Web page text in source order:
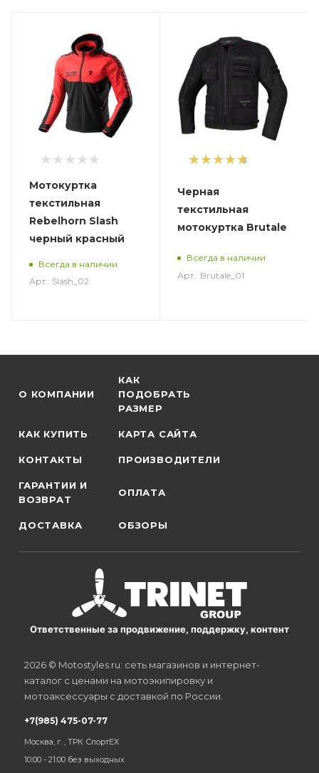
Мотокуртка
текстильная
Rebelhorn Slash
черный красный
Всегда в наличии
Арт.: Slash_02
5
Черная
текстильная
мотокуртка Brutale
Всегда в наличии
Арт.: Brutale_01
О КОМПАНИИ
КАК
ПОДОБРАТЬ
РАЗМЕР
КАК КУПИТЬ КАРТА САЙТА
КОНТАКТЫ ПРОИЗВОДИТЕЛИ
ГАРАНТИИ И
ВОЗВРАТ
ОПЛАТА
ДОСТАВКА ОБЗОРЫ
Ответственные за продвижение, поддержку, контент
2026 © Motostyles.ru: сеть магазинов и интернет-
каталог с ценами на мотоэкипировку и
мотоаксессуары с доставкой по России.
+7(985) 475-07-77
Москва, г. , ТРК СпортЕХ
10:00 - 21:00 без выходных